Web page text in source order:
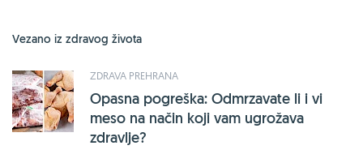
Vezano iz zdravog života
ZDRAVA PREHRANA
Opasna pogreška: Odmrzavate li i vi
meso na način koji vam ugrožava
zdravlje?